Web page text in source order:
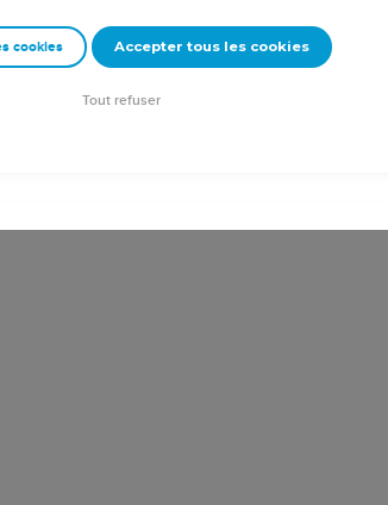
Grec : © 2010 by the Society of Biblical Literature and
cookies Accepter tous les cookies
Tout refuser